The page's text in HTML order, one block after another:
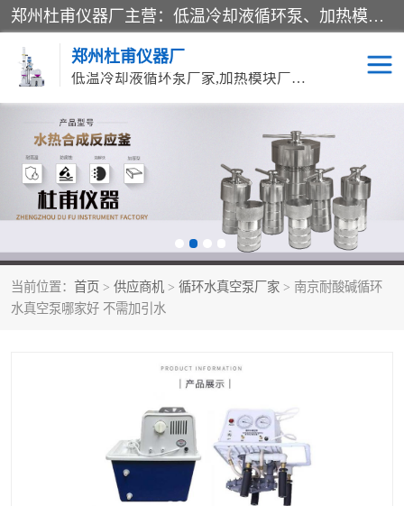
郑州杜甫仪器厂主营：低温冷却液循环泵、加热模块、水热合成反应釜、水油浴锅、旋转蒸发器、循环水真空泵等产品。郑州杜甫仪器厂在众多的教学仪器行业中依靠科技力量扬长避短、迅速发展，成为国家教委*生产教学仪器的厂家，产品具有国内良好水平，主导产品通过ISO9002质量认证。
郑州杜甫仪器厂
低温冷却液循环泵厂家,加热模块厂家,水热合成反应釜厂家,水油浴锅厂家,旋转蒸发器厂家
当前位置： 首页 > 供应商机 > 循环水真空泵厂家 > 南京耐酸碱循环
水真空泵哪家好 不需加引水
循环水真空泵厂家 水热合成反应釜厂家
低温冷却液循环泵厂家 加热模块厂家
气流烘干器
旋转蒸发器厂家 双层玻璃反应釜10L
五抽头循环水真空泵
多功能油浴锅
单层玻璃反应釜 低温恒温反应浴槽